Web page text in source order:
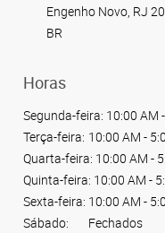
Engenho Novo, RJ
BR
Horas
Segunda-feira: 10:00 AM
Terça-feira: 10:00 AM -
Quarta-feira: 10:00 AM -
Quinta-feira: 10:00 AM -
Sexta-feira: 10:00 AM -
Sábado:
Fechados